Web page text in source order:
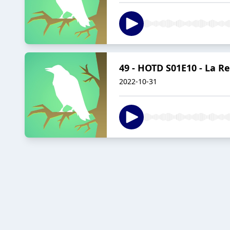
49 - HOTD S01E10 - La
2022-10-31